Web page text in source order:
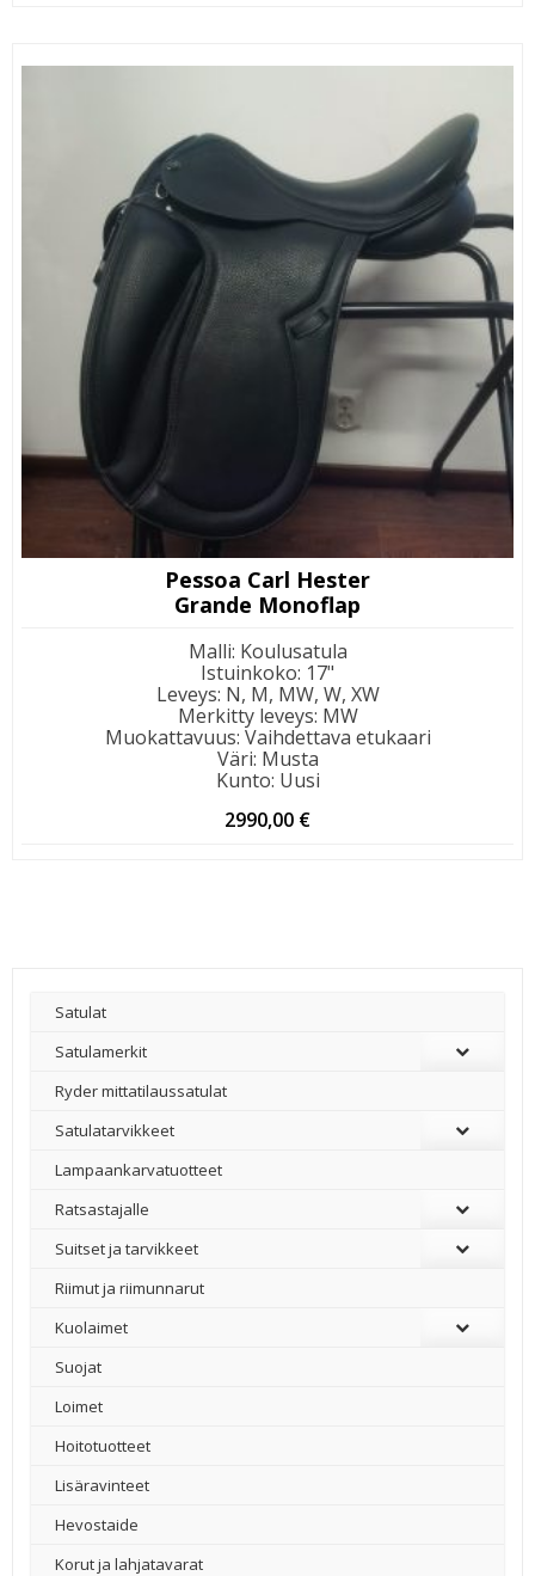
Pessoa Carl Hester
Grande Monoflap
Malli: Koulusatula
Istuinkoko: 17"
Leveys: N, M, MW, W, XW
Merkitty leveys: MW
Muokattavuus: Vaihdettava etukaari
Väri: Musta
Kunto: Uusi
2990,00 €
Satulat
Satulamerkit
Ryder mittatilaussatulat
Satulatarvikkeet
–
Lampaankarvatuotteet
Ratsastajalle
Suitset ja tarvikkeet
Riimut ja riimunnarut
Kuolaimet
Suojat
Loimet
Hoitotuotteet
Lisäravinteet
Hevostaide
Korut ja lahjatavarat